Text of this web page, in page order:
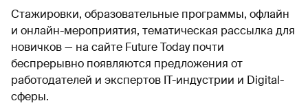
Стажировки, образовательные программы, офлайн
и онлайн-мероприятия, тематическая рассылка для
новичков — на сайте Future Today почти
беспрерывно появляются предложения от
работодателей и экспертов IT-индустрии и Digital-
сферы.